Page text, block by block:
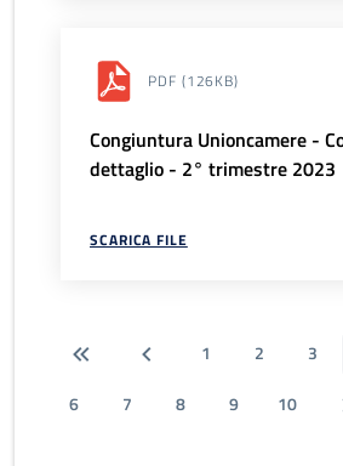
PDF (126KB)
Congiuntura Unioncamere -
dettaglio - 2° trimestre 2023
SCARICA FILE
1 2 3
6
7 8 9 10